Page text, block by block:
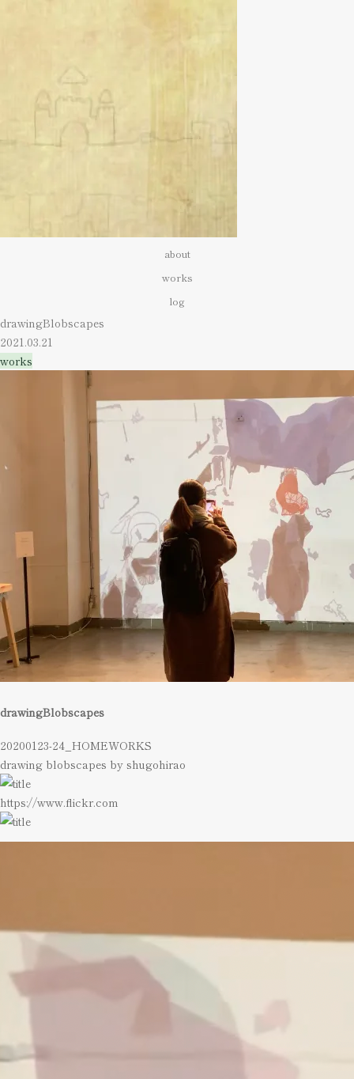
about
works
log
drawingBlobscapes
2021.03.21
works
drawingBlobscapes
20200123-24_HOMEWORKS
drawing blobscapes by shugohirao
https://www.flickr.com